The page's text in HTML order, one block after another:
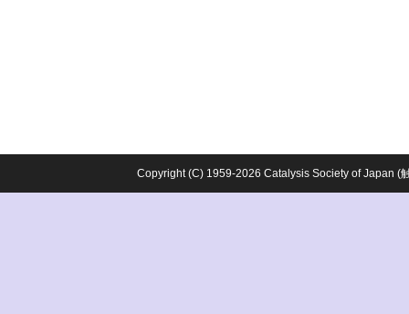
Copyright (C) 1959-2026 Catalysis Society of Japan (